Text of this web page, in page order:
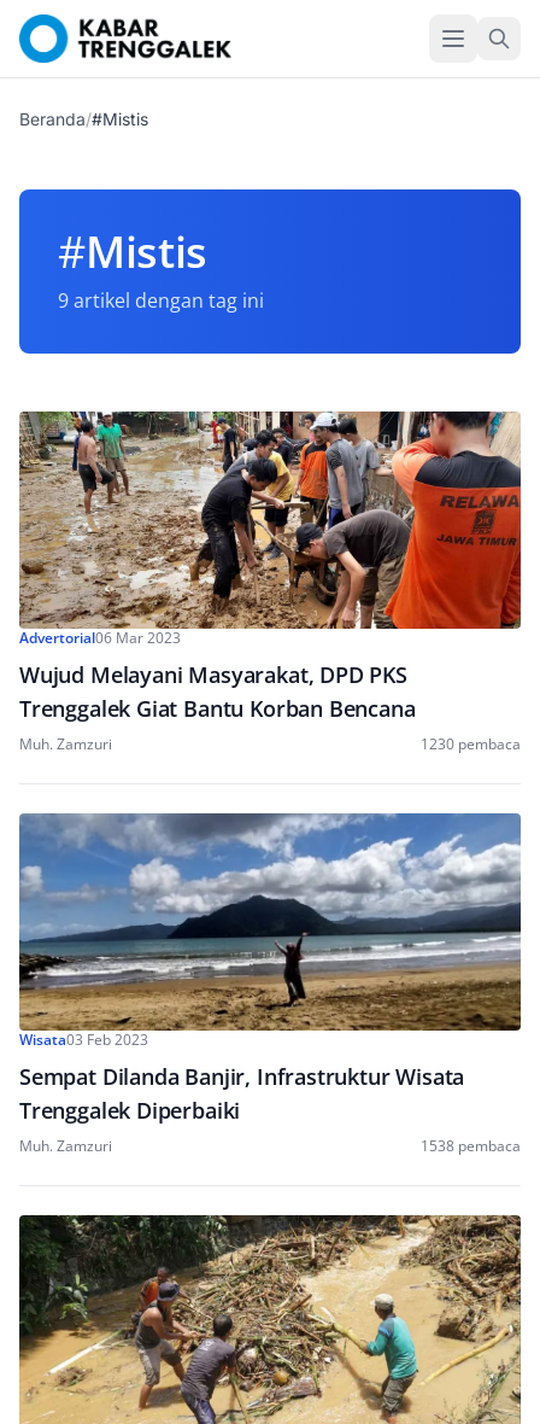
Beranda/#Mistis
#Mistis
9 artikel dengan tag ini
Advertorial06 Mar 2023
Wujud Melayani Masyarakat, DPD PKS
Trenggalek Giat Bantu Korban Bencana
Muh. Zamzuri 1230 pembaca
Wisata03 Feb 2023
Sempat Dilanda Banjir, Infrastruktur Wisata
Trenggalek Diperbaiki
Muh. Zamzuri 1538 pembaca